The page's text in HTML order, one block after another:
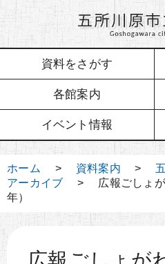
資料をさがす
各館案内
イベント情報
ホーム > 資料案内 >
アーカイブ > 広報ごしょが
年）